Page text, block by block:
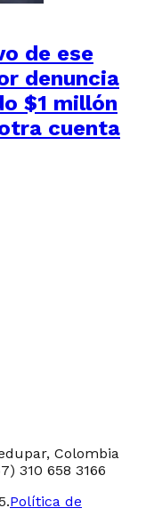
de ese
denuncia
$1 millón
cuenta
Colombia
310 658 3166
Política de